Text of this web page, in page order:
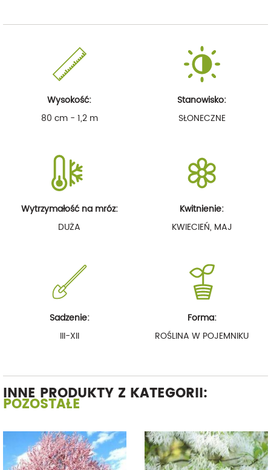
Wysokość:
80 cm - 1,2 m
Stanowisko:
SŁONECZNE
Wytrzymałość na mróz:
DUŻA
Kwitnienie:
KWIECIEŃ, MAJ
Sadzenie:
III-XII
Forma:
ROŚLINA W POJEMNIKU
INNE PRODUKTY Z KATEGORII:
POZOSTAŁE